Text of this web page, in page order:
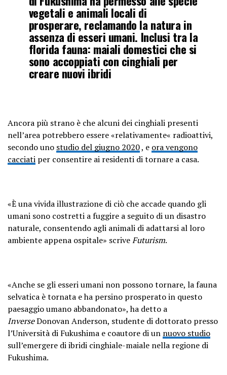
vegetali e animali locali di
prosperare, reclamando la natura in
assenza di esseri umani. Inclusi tra la
florida fauna: maiali domestici che si
sono accoppiati con cinghiali per
creare nuovi ibridi
Ancora più strano è che alcuni dei cinghiali presenti
nell’area potrebbero essere «relativamente« radioattivi,
secondo uno studio del giugno 2020, e ora vengono
cacciati per consentire ai residenti di tornare a casa.
«È una vivida illustrazione di ciò che accade quando gli
umani sono costretti a fuggire a seguito di un disastro
naturale, consentendo agli animali di adattarsi al loro
ambiente appena ospitale» scriveFuturism.
«Anche se gli esseri umani non possono tornare, la fauna
selvatica è tornata e ha persino prosperato in questo
paesaggio umano abbandonato», ha detto a
InverseDonovan Anderson, studente di dottorato presso
l’Università di Fukushima e coautore di un nuovo studio
sull’emergere di ibridi cinghiale-maiale nella regione di
Fukushima.